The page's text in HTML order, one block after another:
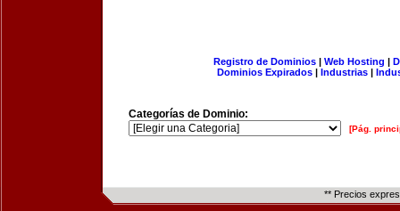
Registro de Dominios| Web Hosting |
Dominios Expirados | Industrias |
Categorías de Dominio:
[Pág.
** Precios